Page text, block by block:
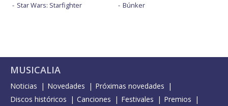
Star Wars: Starfighter
Búnker
MUSICALIA
Noticias Novedades
Próximas novedades
Discos históricos
Canciones Festivales
Premios